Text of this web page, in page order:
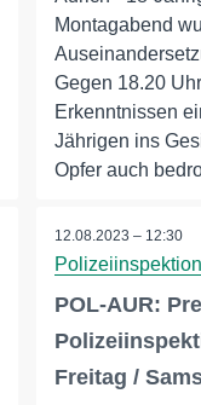
Montagabend
Gegen 18.20
Erkenntnissen
Jährigen ins
Opfer auch
12.08.2023 – 12:30
POL-AUR:
Freitag /